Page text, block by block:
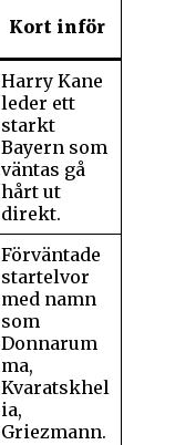
Kort inför
Harry Kane
leder ett
starkt
Bayern som
väntas gå
hårt ut
direkt.
Förväntade
startelvor
med namn
som
Donnarum
ma,
Kvaratskhel
ia,
Griezmann.